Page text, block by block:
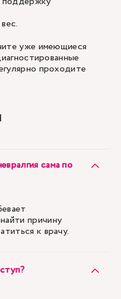
уже имеющиеся
проходите
сама по
причину
к врачу.